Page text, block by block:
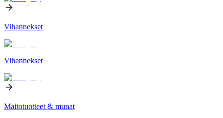
Vihannekset
Vihannekset
Maitotuotteet & munat